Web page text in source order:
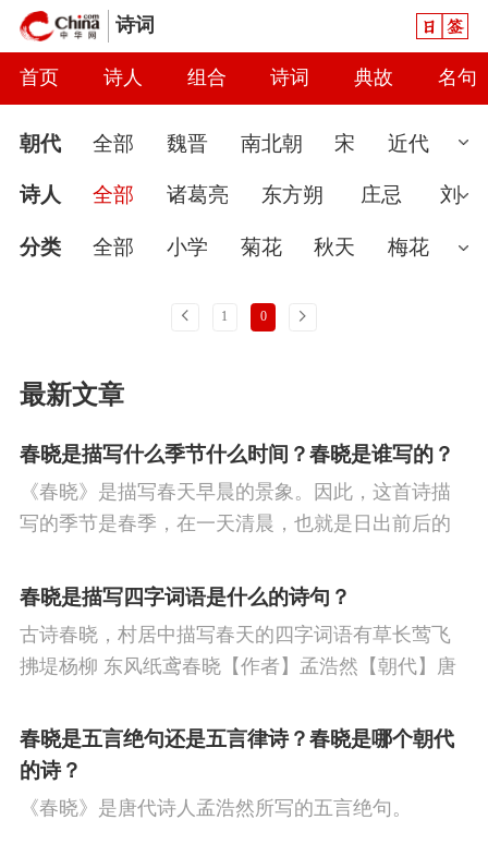
诗词
首页 诗人 组合 诗词 典故 名句
朝代 全部 魏晋 南北朝 宋 近代
先秦 现代 汉 唐 元 当代
隋 秦 明 金 辽 五代 两汉
诗人 全部 诸葛亮 东方朔 庄忌 刘
向
分类 全部 小学 菊花 秋天 梅花
怀古
理 豪放
讽刺 思念 闺怨 友情 月亮 重阳
节 人生 寒食节 悼亡 赞美 高中
独 思乡 夏天 爱情 元宵节
战争 风 寓理 劳动 励志 马 边
酬 羁旅
1 0
下一页
最新文章
春晓是描写什么季节什么时间？春晓是谁写的？
《春晓》是描写春天早晨的景象。因此，这首诗描
写的季节是春季，在一天清晨，也就是日出前后的
春晓是描写四字词语是什么的诗句？
古诗春晓，村居中描写春天的四字词语有草长莺飞
拂堤杨柳 东风纸鸢春晓【作者】孟浩然【朝代】唐
少。译文春日里贪睡不知不觉天已破晓，搅乱我酣
眠的是那啁啾的小鸟。
春晓是五言绝句还是五言律诗？春晓是哪个朝代
的诗？
《春晓》是唐代诗人孟浩然所写的五言绝句。